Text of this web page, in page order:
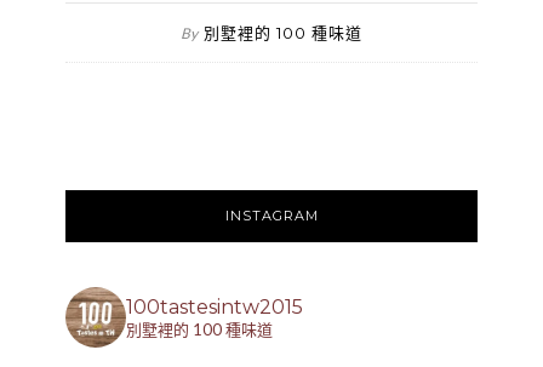
By 別墅裡的 100 種味道
INSTAGRAM
100tastesintw2015
別墅裡的 100 種味道